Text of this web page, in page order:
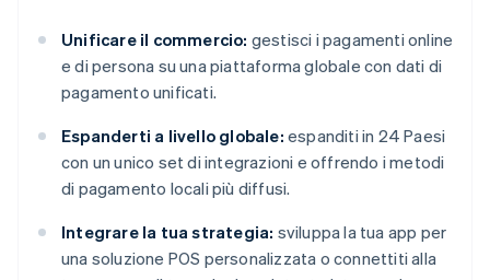
Unificare il commercio: gestisci i pagamenti online
e di persona su una piattaforma globale con dati di
pagamento unificati.
Espanderti a livello globale: espanditi in 24 Paesi
con un unico set di integrazioni e offrendo i metodi
di pagamento locali più diffusi.
Integrare la tua strategia: sviluppa la tua app per
una soluzione POS personalizzata o connettiti alla